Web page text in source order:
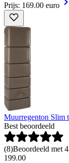
Prijs: 169.00 euro
Muurregenton Slim
Best beoordeeld
(8)Beoordeeld met
199.00